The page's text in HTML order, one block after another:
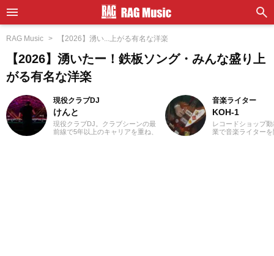
RAG Music 【2026】湧い...上がる有名な洋楽
【2026】湧いたー！鉄板ソング・みんな盛り上
がる有名な洋楽
現役クラブDJ
けんと
現役クラブDJ。クラブシーンの最
前線で5年以上のキャリアを重ね、
音楽ライター
KOH-1
レコードショップ
業で音楽ライター